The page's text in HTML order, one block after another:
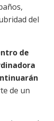
del
de
de un